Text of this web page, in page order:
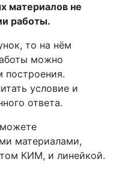
материалов не
работы.
то на нём
можно
построения.
условие и
ответа.
материалами,
КИМ, и линейкой.